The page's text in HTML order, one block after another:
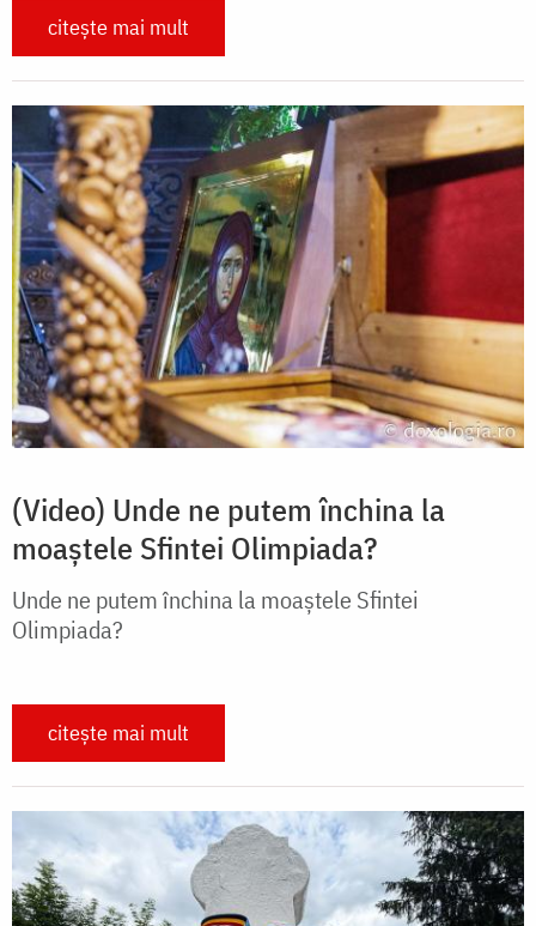
citește mai mult
(Video) Unde ne putem închina la
moaștele Sfintei Olimpiada?
Unde ne putem închina la moaștele Sfintei
Olimpiada?
citește mai mult